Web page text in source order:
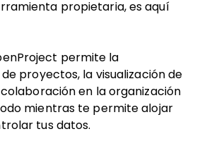
propietaria, es aquí
permite la
proyectos, la visualización de
en la organización
mientras te permite alojar
tus datos.